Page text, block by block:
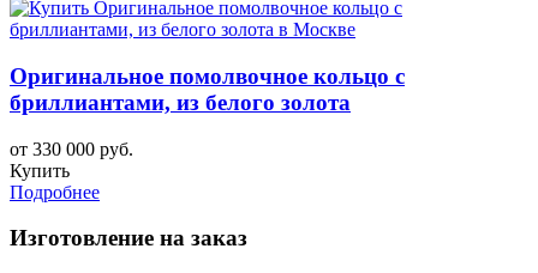
Оригинальное помолвочное кольцо с
бриллиантами, из белого золота
от 330 000 руб.
Купить
Подробнее
Изготовление на заказ